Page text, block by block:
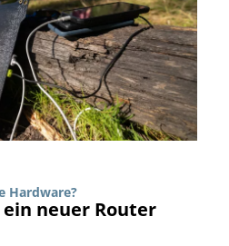
Hardware?
neuer Router